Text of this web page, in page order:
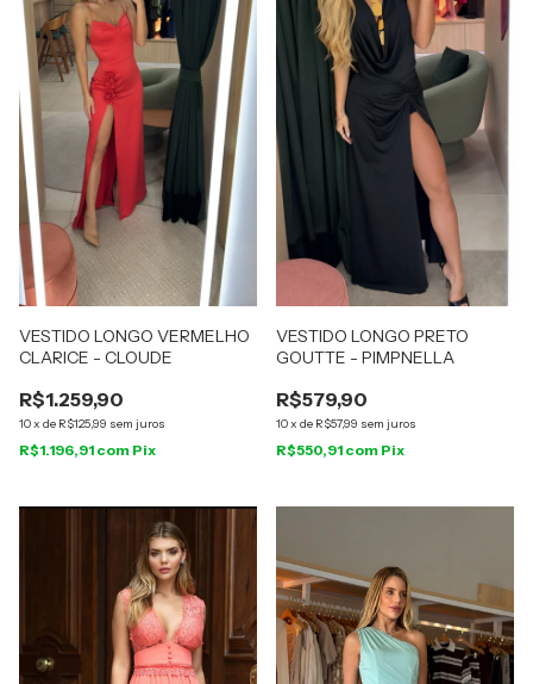
VESTIDO LONGO VERMELHO
CLARICE - CLOUDE
R$1.259,90
10x de R$125,99 sem juros
R$1.196,91 com Pix
VESTIDO LONGO PRETO
GOUTTE - PIMPNELLA
R$579,90
10x de R$57,99 sem juros
R$550,91 com Pix